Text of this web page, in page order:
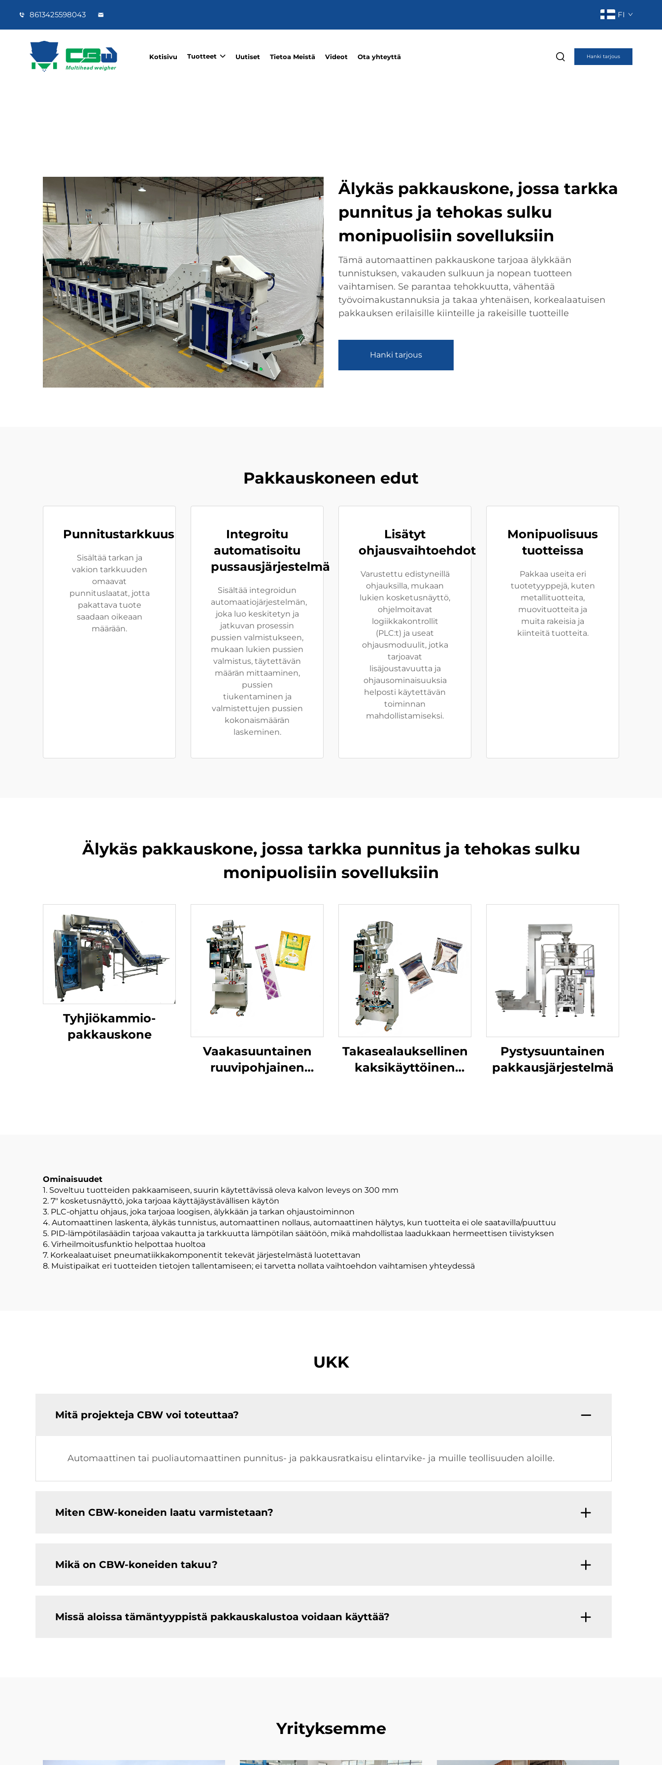
8613425598043 FI
Kotisivu Tuotteet Uutiset Tietoa Meistä Videot Ota yhteyttä Hanki tarjous
Älykäs pakkauskone, jossa tarkka
punnitus ja tehokas sulku
monipuolisiin sovelluksiin
Tämä automaattinen pakkauskone tarjoaa älykkään
tunnistuksen, vakauden sulkuun ja nopean tuotteen
vaihtamisen. Se parantaa tehokkuutta, vähentää
työvoimakustannuksia ja takaa yhtenäisen, korkealaatuisen
pakkauksen erilaisille kiinteille ja rakeisille tuotteille
Hanki tarjous
Pakkauskoneen edut
Punnitustarkkuus
Sisältää tarkan ja
vakion tarkkuuden
omaavat
punnituslaatat, jotta
pakattava tuote
saadaan oikeaan
määrään.
Integroitu
automatisoitu
pussausjärjestelmä
Sisältää integroidun
automaatiojärjestelmän,
joka luo keskitetyn ja
jatkuvan prosessin
pussien valmistukseen,
mukaan lukien pussien
valmistus, täytettävän
määrän mittaaminen,
pussien
tiukentaminen ja
valmistettujen pussien
kokonaismäärän
laskeminen.
Lisätyt
ohjausvaihtoehdot
Varustettu edistyneillä
ohjauksilla, mukaan
lukien kosketusnäyttö,
ohjelmoitavat
logiikkakontrollit
(PLC:t) ja useat
ohjausmoduulit, jotka
tarjoavat
lisäjoustavuutta ja
ohjausominaisuuksia
helposti käytettävän
toiminnan
mahdollistamiseksi.
Monipuolisuus
tuotteissa
Pakkaa useita eri
tuotetyyppejä, kuten
metallituotteita,
muovituotteita ja
muita rakeisia ja
kiinteitä tuotteita.
Älykäs pakkauskone, jossa tarkka punnitus ja tehokas sulku
monipuolisiin sovelluksiin
Tyhjiökammio-
pakkauskone
Vaakasuuntainen
ruuvipohjainen
Takasealauksellinen
kaksikäyttöinen
Pystysuuntainen
pakkausjärjestelmä
Ominaisuudet
1. Soveltuu tuotteiden pakkaamiseen, suurin käytettävissä oleva kalvon leveys on 300 mm
2. 7" kosketusnäyttö, joka tarjoaa käyttäjäystävällisen käytön
3. PLC-ohjattu ohjaus, joka tarjoaa loogisen, älykkään ja tarkan ohjaustoiminnon
4. Automaattinen laskenta, älykäs tunnistus, automaattinen nollaus, automaattinen hälytys, kun tuotteita ei ole saatavilla/puuttuu
5. PID-lämpötilasäädin tarjoaa vakautta ja tarkkuutta lämpötilan säätöön, mikä mahdollistaa laadukkaan hermeettisen tiivistyksen
6. Virheilmoitusfunktio helpottaa huoltoa
7. Korkealaatuiset pneumatiikkakomponentit tekevät järjestelmästä luotettavan
8. Muistipaikat eri tuotteiden tietojen tallentamiseen; ei tarvetta nollata vaihtoehdon vaihtamisen yhteydessä
UKK
Mitä projekteja CBW voi toteuttaa?
Automaattinen tai puoliautomaattinen punnitus- ja pakkausratkaisu elintarvike- ja muille teollisuuden aloille.
Miten CBW-koneiden laatu varmistetaan?
Mikä on CBW-koneiden takuu?
Missä aloissa tämäntyyppistä pakkauskalustoa voidaan käyttää?
Yrityksemme